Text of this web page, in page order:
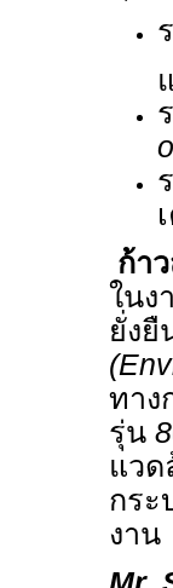
ก้า
ในง
ยั่งยื
ทาง
รุ่น
แว
กระ
งาน